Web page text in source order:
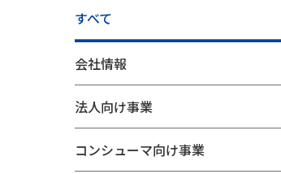
すべて
会社情報
法人向け事業
コンシューマ向け事業